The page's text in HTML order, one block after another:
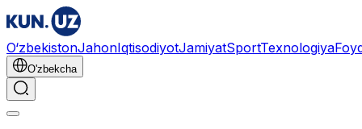
O‘zbekistonJahonIqtisodiyotJamiyatSportTexnologiya
O'zbekcha